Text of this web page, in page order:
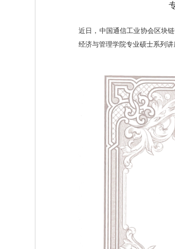
近日，中国通信工业协会区块
经济与管理学院专业硕士系列